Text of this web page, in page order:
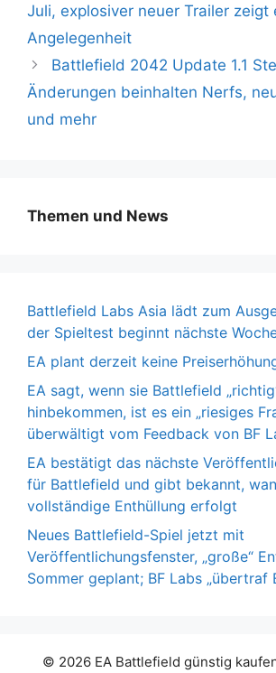
Juli, explosiver neuer Trailer zeigt
Angelegenheit
Battlefield 2042 Update 1.1
Änderungen beinhalten Nerfs,
und mehr
Themen und News
Battlefield Labs Asia lädt zum
der Spieltest beginnt nächste
EA plant derzeit keine
EA sagt, wenn sie Battlefield
hinbekommen, ist es ein „riesiges
überwältigt vom Feedback von BF
EA bestätigt das nächste
für Battlefield und gibt bekannt,
vollständige Enthüllung erfolgt
Neues Battlefield-Spiel jetzt mit
Veröffentlichungsfenster, „große“
Sommer geplant; BF Labs „übertraf
© 2026 EA Battlefield günstig